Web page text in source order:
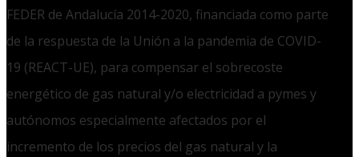
FEDER de Andalucía 2014-2020, financiada como parte
de la respuesta de la Unión a la pandemia de COVID-
19 (REACT-UE), para compensar el sobrecoste
energético de gas natural y/o electricidad a pymes y
autónomos especialmente afectados por el
incremento de los precios del gas natural y la